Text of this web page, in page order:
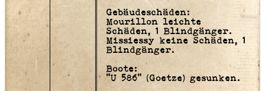
Gebäudeschäden:
Mourillon leichte
Schäden, 1 Blindgänger.
Missiessy keine Schäden, 1
Blindgänger.
Boote:
"U 586" (Goetze) gesunken.